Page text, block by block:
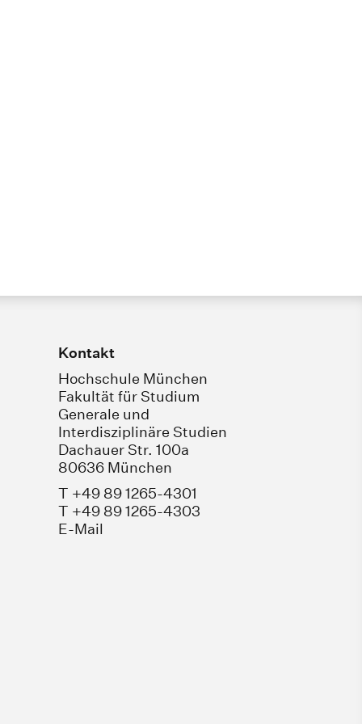
Kontakt
Hochschule München
Fakultät für Studium
Generale und
Interdisziplinäre Studien
Dachauer Str. 100a
80636 München
T +49 89 1265-4301
T +49 89 1265-4303
E-Mail